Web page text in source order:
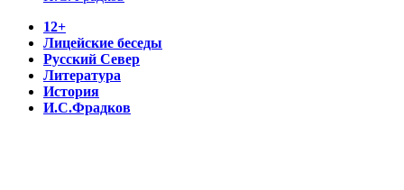
12+
Лицейские беседы
Русский Север
Литература
История
И.С.Фрадков